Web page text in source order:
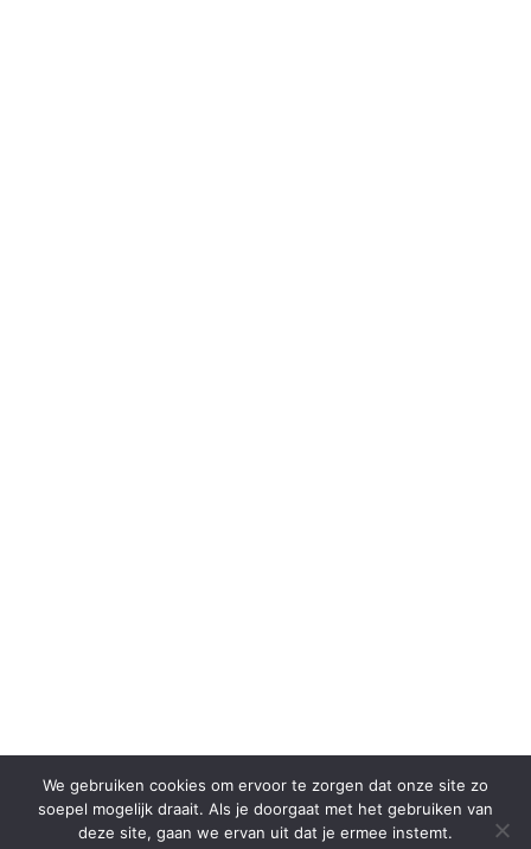
We gebruiken cookies om ervoor te zorgen dat onze site zo
soepel mogelijk draait. Als je doorgaat met het gebruiken van
deze site, gaan we ervan uit dat je ermee instemt.